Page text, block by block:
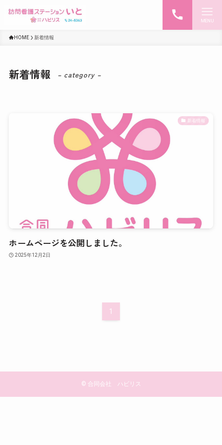
MENU
HOME 新着情報
新着情報 – category –
新着情報
ホームページを公開しました。
2025年12月2日
1
© 合同会社 ハビリス